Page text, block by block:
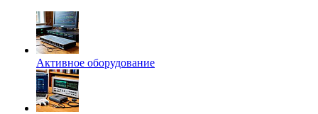
Активное оборудование